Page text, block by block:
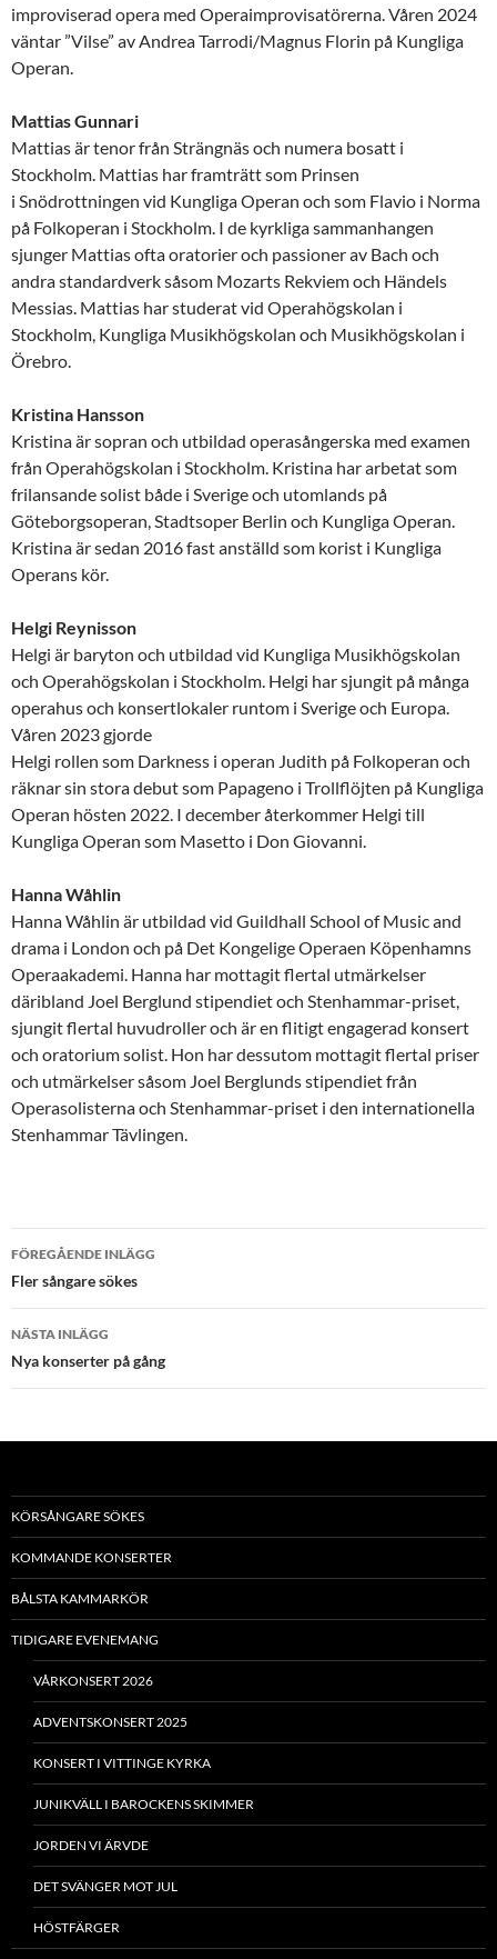
improviserad opera med Operaimprovisatörerna. Våren 2024
väntar ”Vilse” av Andrea Tarrodi/Magnus Florin på Kungliga
Operan.
Mattias Gunnari
Mattias är tenor från Strängnäs och numera bosatt i
Stockholm. Mattias har framträtt som Prinsen
i Snödrottningen vid Kungliga Operan och som Flavio i Norma
på Folkoperan i Stockholm. I de kyrkliga sammanhangen
sjunger Mattias ofta oratorier och passioner av Bach och
andra standardverk såsom Mozarts Rekviem och Händels
Messias. Mattias har studerat vid Operahögskolan i
Stockholm, Kungliga Musikhögskolan och Musikhögskolan i
Örebro.
Kristina Hansson
Kristina är sopran och utbildad operasångerska med examen
från Operahögskolan i Stockholm. Kristina har arbetat som
frilansande solist både i Sverige och utomlands på
Göteborgsoperan, Stadtsoper Berlin och Kungliga Operan.
Kristina är sedan 2016 fast anställd som korist i Kungliga
Operans kör.
Helgi Reynisson
Helgi är baryton och utbildad vid Kungliga Musikhögskolan
och Operahögskolan i Stockholm. Helgi har sjungit på många
operahus och konsertlokaler runtom i Sverige och Europa.
Våren 2023 gjorde
Helgi rollen som Darkness i operan Judith på Folkoperan och
räknar sin stora debut som Papageno i Trollflöjten på Kungliga
Operan hösten 2022. I december återkommer Helgi till
Kungliga Operan som Masetto i Don Giovanni.
Hanna Wåhlin
Hanna Wåhlin är utbildad vid Guildhall School of Music and
drama i London och på Det Kongelige Operaen Köpenhamns
Operaakademi. Hanna har mottagit flertal utmärkelser
däribland Joel Berglund stipendiet och Stenhammar-priset,
sjungit flertal huvudroller och är en flitigt engagerad konsert
och oratorium solist. Hon har dessutom mottagit flertal priser
och utmärkelser såsom Joel Berglunds stipendiet från
Operasolisterna och Stenhammar-priset i den internationella
Stenhammar Tävlingen.
Inläggsnavigering
FÖREGÅENDE INLÄGG
Fler sångare sökes
NÄSTA INLÄGG
Nya konserter på gång
KÖRSÅNGARE SÖKES
KOMMANDE KONSERTER
BÅLSTA KAMMARKÖR
TIDIGARE EVENEMANG
VÅRKONSERT 2026
ADVENTSKONSERT 2025
KONSERT I VITTINGE KYRKA
JUNIKVÄLL I BAROCKENS SKIMMER
JORDEN VI ÄRVDE
DET SVÄNGER MOT JUL
HÖSTFÄRGER